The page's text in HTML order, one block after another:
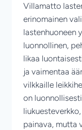
Villamatto
erinomainen
lastenhuoneen
luonnollinen,
likaa
ja vaimentaa
vilkkaille
on
painava, mutta